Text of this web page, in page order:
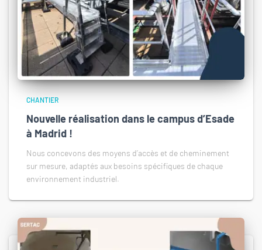
CHANTIER
Nouvelle réalisation dans le campus d’Esade
à Madrid !
Nous concevons des moyens d’accès et de cheminement
sur mesure, adaptés aux besoins spécifiques de chaque
environnement industriel.